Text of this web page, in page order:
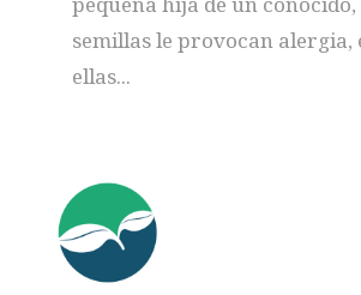
semillas le provocan alergia,
ellas...